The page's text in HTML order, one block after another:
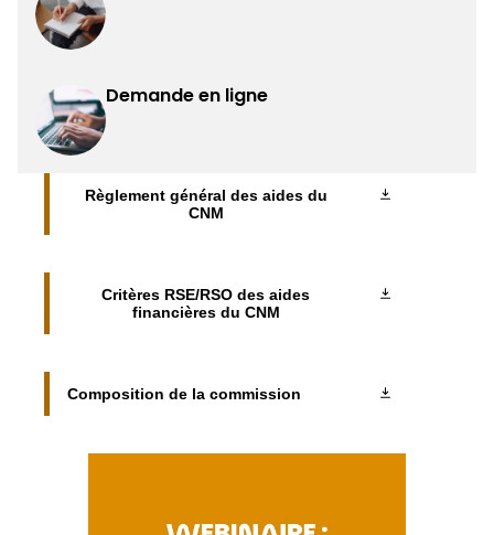
Demande en ligne
Règlement général des aides du
CNM
Critères RSE/RSO des aides
financières du CNM
Composition de la commission